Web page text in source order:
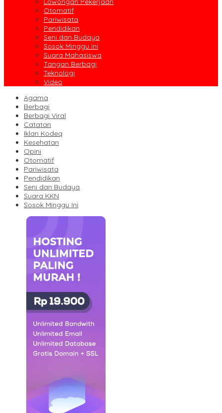
Otomatif
Pariwisata
Pendidikan
Seni dan Budaya
Sosok Minggu Ini
Suara Mahasiswa
Tangan Berbagi
Teknologi
Video
Agama
Berbagi
Berbagi Viral
Catatan
Iklan Kodeq
Kesehatan
Opini
Otomatif
Pariwisata
Pendidikan
Seni dan Budaya
Suara KKN
Sosok Minggu Ini